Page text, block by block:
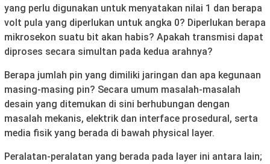
yang perlu digunakan untuk menyatakan nilai 1 dan berapa
volt pula yang diperlukan untuk angka 0? Diperlukan berapa
mikrosekon suatu bit akan habis? Apakah transmisi dapat
diproses secara simultan pada kedua arahnya?
Berapa jumlah pin yang dimiliki jaringan dan apa kegunaan
masing-masing pin? Secara umum masalah-masalah
desain yang ditemukan di sini berhubungan dengan
masalah mekanis, elektrik dan interface prosedural, serta
media fisik yang berada di bawah physical layer.
Peralatan-peralatan yang berada pada layer ini antara lain;